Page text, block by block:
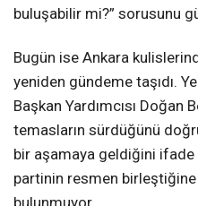
buluşabilir mi?” sorusunu
Bugün ise Ankara
yeniden gündeme taşıdı.
Başkan Yardımcısı Doğan
temasların sürdüğünü
bir aşamaya geldiğini
partinin resmen birleştiğine